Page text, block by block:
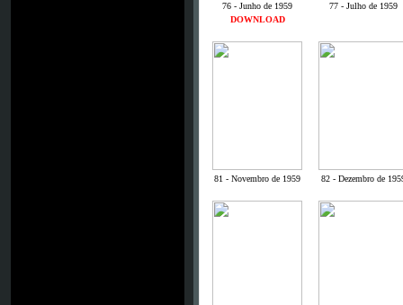
76 - Junho de 1959
77 - Julho de 1959
DOWNLOAD
81 - Novembro de 1959 82 - Dezembro de